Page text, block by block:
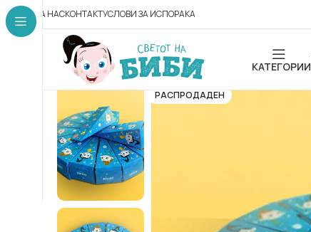
ЗА НАСКОНТАКТУСЛОВИ ЗА ИСПОРАКА
КАТЕГОРИИ
РАСПРОДАДЕН